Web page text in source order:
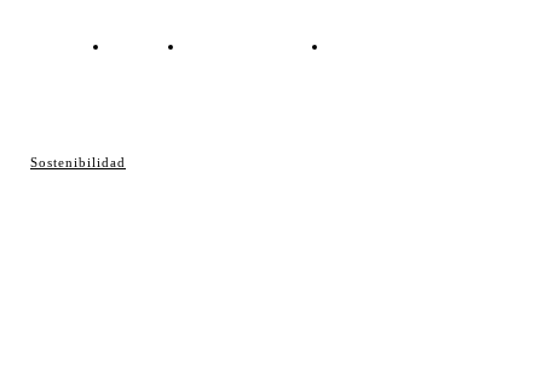
Sostenibilidad
Contacto Política de cookies